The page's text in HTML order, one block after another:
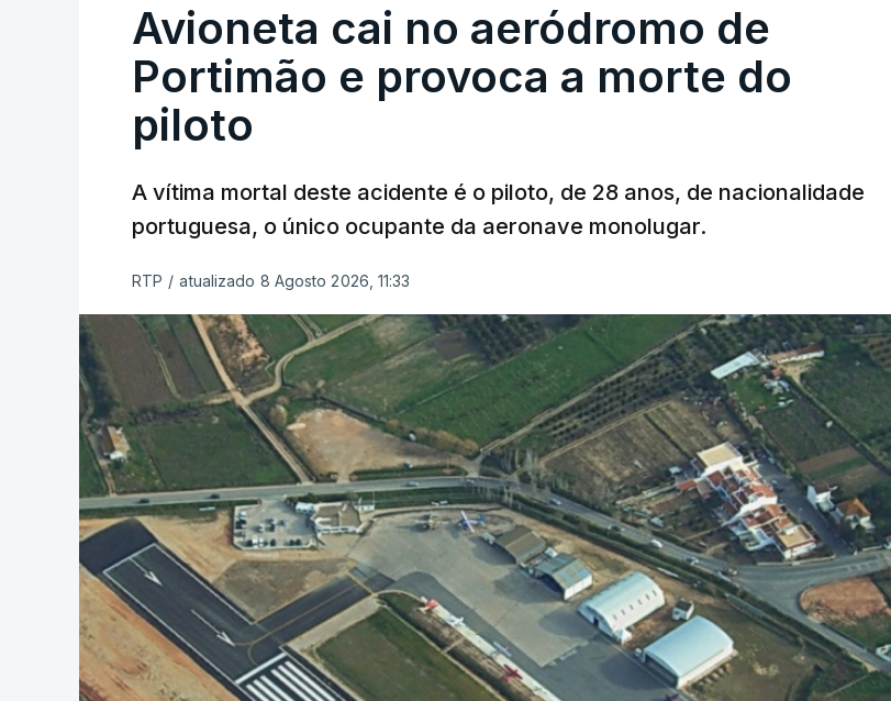
Avioneta cai no aeródromo de
Portimão e provoca a morte do
piloto
A vítima mortal deste acidente é o piloto, de 28 anos, de nacionalidade
portuguesa, o único ocupante da aeronave monolugar.
RTP / atualizado 8 Agosto 2026, 11:33